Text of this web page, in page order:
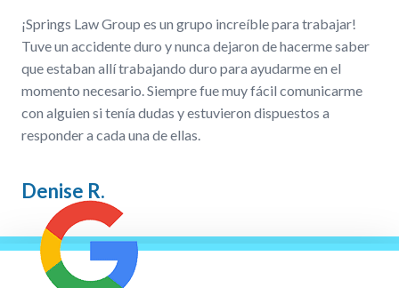
¡Springs Law Group es un grupo increíble para trabajar!
Tuve un accidente duro y nunca dejaron de hacerme saber
que estaban allí trabajando duro para ayudarme en el
momento necesario. Siempre fue muy fácil comunicarme
con alguien si tenía dudas y estuvieron dispuestos a
responder a cada una de ellas.
Denise R.